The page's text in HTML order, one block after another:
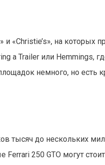
«Christie’s», на которых
a Trailer или Hemmings,
немного, но есть
тысяч до нескольких
250 GTO могут